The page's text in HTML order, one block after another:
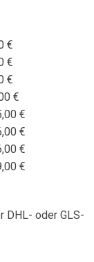
€
€
€
€
€
€
€
€
DHL- oder GLS-